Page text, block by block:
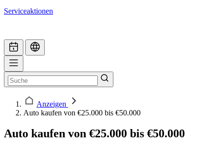
Serviceaktionen
Anzeigen
Auto kaufen von €25.000 bis €50.000
Auto kaufen von €25.000 bis €50.000